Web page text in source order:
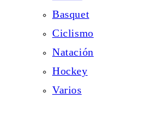
Basquet
Ciclismo
Natación
Hockey
Varios